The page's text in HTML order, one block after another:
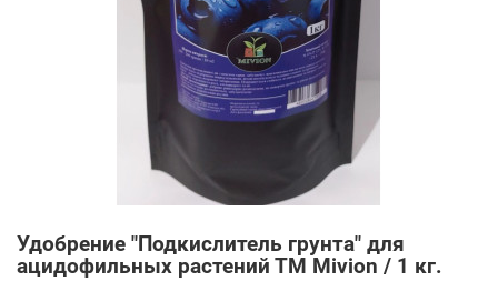
Удобрение "Подкислитель грунта" для
ацидофильных растений ТМ Mivion / 1 кг.